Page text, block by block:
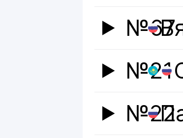
№67
№21
№22